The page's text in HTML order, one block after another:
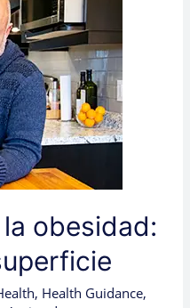
obesidad:
, Health Guidance,